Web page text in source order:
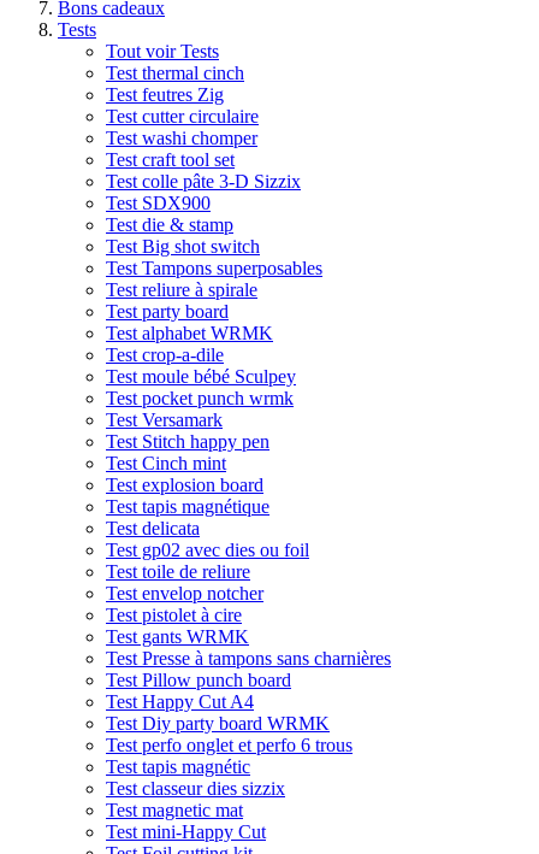
Bons cadeaux
Tests
Tout voir Tests
Test thermal cinch
Test feutres Zig
Test cutter circulaire
Test washi chomper
Test craft tool set
Test colle pâte 3-D Sizzix
Test SDX900
Test die & stamp
Test Big shot switch
Test Tampons superposables
Test reliure à spirale
Test party board
Test alphabet WRMK
Test crop-a-dile
Test moule bébé Sculpey
Test pocket punch wrmk
Test Versamark
Test Stitch happy pen
Test Cinch mint
Test explosion board
Test tapis magnétique
Test delicata
Test gp02 avec dies ou foil
Test toile de reliure
Test envelop notcher
Test pistolet à cire
Test gants WRMK
Test Presse à tampons sans charnières
Test Pillow punch board
Test Happy Cut A4
Test Diy party board WRMK
Test perfo onglet et perfo 6 trous
Test tapis magnétic
Test classeur dies sizzix
Test magnetic mat
Test mini-Happy Cut